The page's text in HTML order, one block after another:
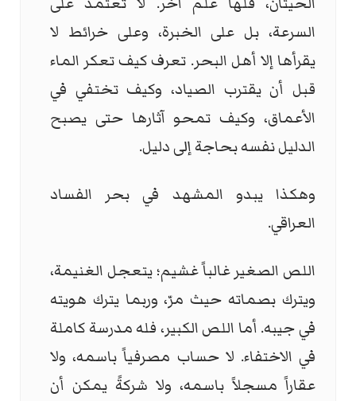
السرعة، بل على الخبرة، وعلى خرائط لا
يقرأها إلا أهل البحر. تعرف كيف تعكر الماء
قبل أن يقترب الصياد، وكيف تختفي في
الأعماق، وكيف تمحو آثارها حتى يصبح
الدليل نفسه بحاجة إلى دليل.
وهكذا يبدو المشهد في بحر الفساد
العراقي.
اللص الصغير غالباً غشيم؛ يتعجل الغنيمة،
ويترك بصماته حيث مرّ، وربما يترك هويته
في جيبه. أما اللص الكبير، فله مدرسة كاملة
في الاختفاء. لا حساب مصرفياً باسمه، ولا
عقاراً مسجلاً باسمه، ولا شركةً يمكن أن